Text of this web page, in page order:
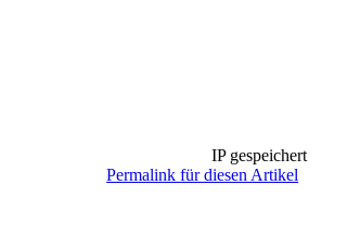
IP gespeichert
Permalink für diesen Artikel